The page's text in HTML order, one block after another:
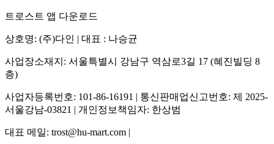
트로스트 앱 다운로드
상호명: (주)다인 | 대표 : 나승균
사업장소재지: 서울특별시 강남구 역삼로3길 17 (혜진빌딩 8
층)
사업자등록번호: 101-86-16191 | 통신판매업신고번호: 제 2025-
서울강남-03821 | 개인정보책임자: 한상범
대표 메일: trost@hu-mart.com |